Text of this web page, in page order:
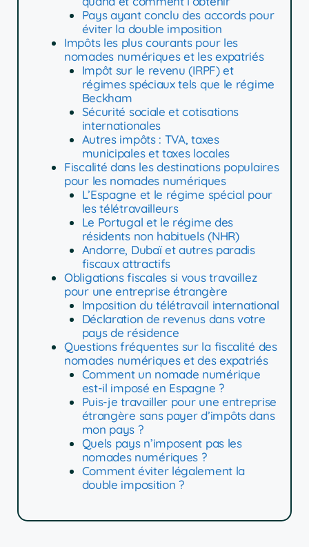
Pays ayant conclu des accords pour
éviter la double imposition
Impôts les plus courants pour les
nomades numériques et les expatriés
Impôt sur le revenu (IRPF) et
régimes spéciaux tels que le régime
Beckham
Sécurité sociale et cotisations
internationales
Autres impôts : TVA, taxes
municipales et taxes locales
Fiscalité dans les destinations populaires
pour les nomades numériques
L’Espagne et le régime spécial pour
les télétravailleurs
Le Portugal et le régime des
résidents non habituels (NHR)
Andorre, Dubaï et autres paradis
fiscaux attractifs
Obligations fiscales si vous travaillez
pour une entreprise étrangère
Imposition du télétravail international
Déclaration de revenus dans votre
pays de résidence
Questions fréquentes sur la fiscalité des
nomades numériques et des expatriés
Comment un nomade numérique
est-il imposé en Espagne ?
Puis-je travailler pour une entreprise
étrangère sans payer d’impôts dans
mon pays ?
Quels pays n’imposent pas les
nomades numériques ?
Comment éviter légalement la
double imposition ?